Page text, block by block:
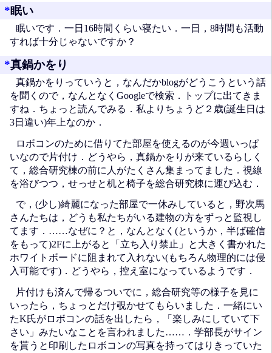
*眠い
眠いです．一日16時間くらい寝たい．一日，8時間も活動
すれば十分じゃないですか？
*真鍋かをり
真鍋かをりっていうと，なんだかblogがどうこうという話
を聞くので，なんとなくGoogleで検索．トップに出てきま
すね．ちょっと読んでみる．私よりちょうど２歳(誕生日は
3日違い)年上なのか．
ロボコンのために借りてた部屋を使えるのが今週いっぱ
いなので片付け．どうやら，真鍋かをりが来ているらしく
て，総合研究棟の前に人がたくさん集まってました．視線
を浴びつつ，せっせと机と椅子を総合研究棟に運び込む．
で，(少し)綺麗になった部屋で一休みしていると，野次馬
さんたちは，どうも私たちがいる建物の方をずっと監視し
てます．……なぜに？と，なんとなく(というか，半ば確信
をもって)2Fに上がると「立ち入り禁止」と大きく書かれた
ホワイトボードに阻まれて入れない(もちろん物理的には侵
入可能です)．どうやら，控え室になっているようです．
片付けも済んで帰るついでに，総合研究等の様子を見に
いったら，ちょっとだけ覗かせてもらいました．一緒にい
たK氏がロボコンの話を出したら，「楽しみにしていて下
さい」みたいなことを言われました……．学部長がサイン
を貰うと印刷したロボコンの写真を持ってはりきっていた